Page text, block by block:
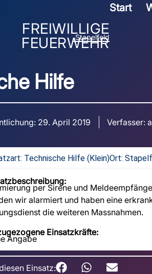
FREIWILLIGE
FEUERWEHR
Stapelfeld
Start
Hilfe
29. April 2019 Verfasser:
Technische Hilfe (Klein)Ort:
per Sirene und
wir alarmiert und haben eine
die weiteren Massnahmen.
Einsatzkräfte:
Angabe
Einsatz: